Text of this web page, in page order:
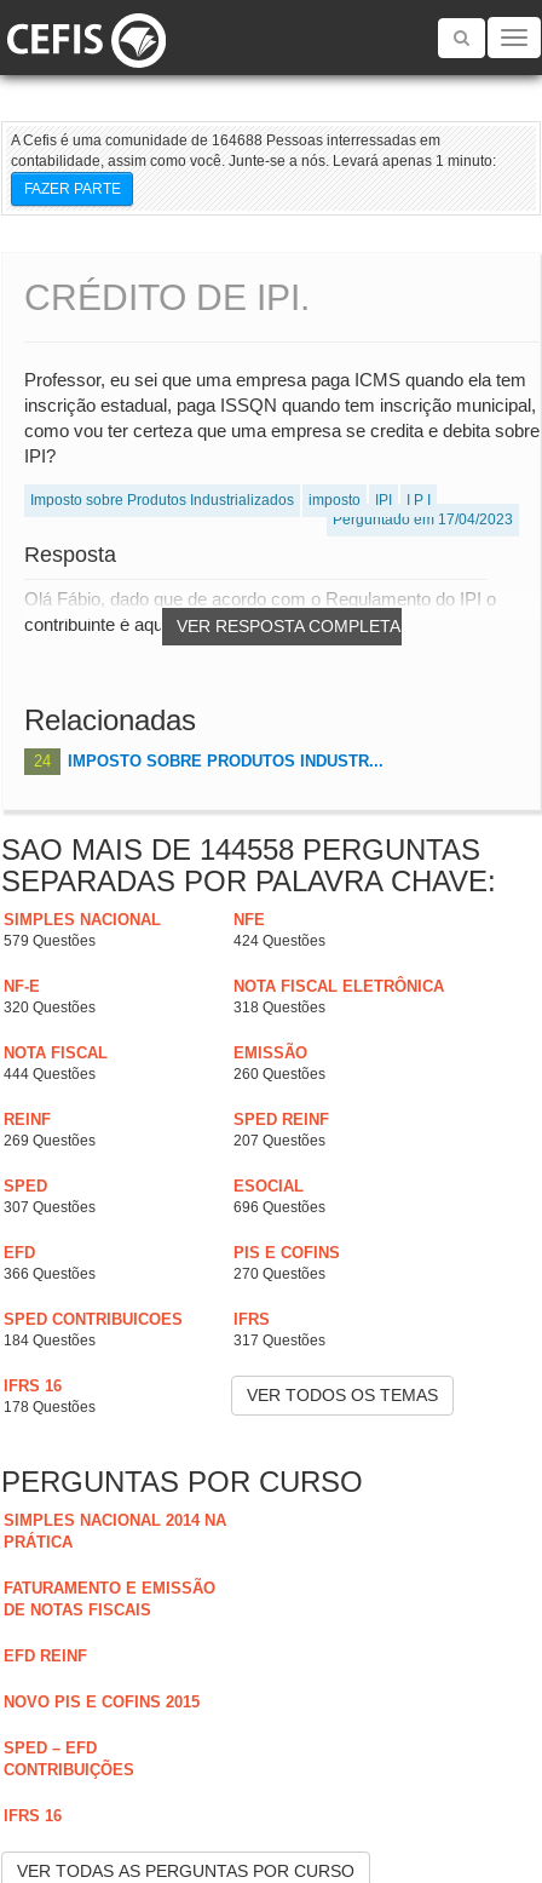
Toggle
A Cefis é uma comunidade de 164688 Pessoas interressadas em
contabilidade, assim como você. Junte-se a nós. Levará apenas 1 minuto:
FAZER PARTE
CRÉDITO DE IPI.
Professor, eu sei que uma empresa paga ICMS quando ela tem
inscrição estadual, paga ISSQN quando tem inscrição municipal,
como vou ter certeza que uma empresa se credita e debita sobre
IPI?
Imposto sobre Produtos Industrializados imposto IPI
I P I
Perguntado em 17/04/2023
Resposta
VER RESPOSTA COMPLETA
Olá Fábio, dado que de acordo com o Regulamento do IPI o
contribuinte é aquele que realiza processo...
Relacionadas
24 IMPOSTO SOBRE PRODUTOS INDUSTR...
SAO MAIS DE 144558 PERGUNTAS
SEPARADAS POR PALAVRA CHAVE:
SIMPLES NACIONAL
579 Questões
NFE
424 Questões
NF-E
320 Questões
NOTA FISCAL ELETRÔNICA
318 Questões
NOTA FISCAL
444 Questões
EMISSÃO
260 Questões
REINF
269 Questões
SPED REINF
207 Questões
SPED
307 Questões
ESOCIAL
696 Questões
EFD
366 Questões
PIS E COFINS
270 Questões
SPED CONTRIBUICOES
184 Questões
IFRS
317 Questões
IFRS 16
178 Questões
VER TODOS OS TEMAS
PERGUNTAS POR CURSO
SIMPLES NACIONAL 2014 NA
PRÁTICA
FATURAMENTO E EMISSÃO
DE NOTAS FISCAIS
EFD REINF
NOVO PIS E COFINS 2015
SPED – EFD
CONTRIBUIÇÕES
IFRS 16
VER TODAS AS PERGUNTAS POR CURSO